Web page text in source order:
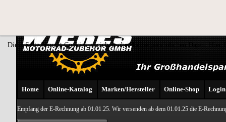
Home Online-Katalog Marken/Hersteller Online-Shop Login
Empfang der E-Rechnung ab 01.01.25. Wir versenden ab dem 01.01.25 die E-
Diese Seite benutzt Cookies, speichert aber keine persönlichen Daten. Hier